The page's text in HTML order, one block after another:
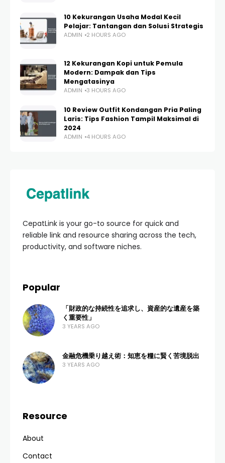
10 Kekurangan Usaha Modal Kecil
Pelajar: Tantangan dan Solusi Strategis
ADMIN 2 HOURS AGO
12 Kekurangan Kopi untuk Pemula
Modern: Dampak dan Tips
Mengatasinya
ADMIN 3 HOURS AGO
10 Review Outfit Kondangan Pria Paling
Laris: Tips Fashion Tampil Maksimal di
2024
ADMIN 4 HOURS AGO
CepatLink is your go-to source for quick and
reliable link and resource sharing across the tech,
productivity, and software niches.
Popular
「財政的な持続性を追求し、資産的な遺産を築
く重要性」
3 YEARS AGO
金融危機乗り越え術：知恵を糧に賢く苦境脱出
3 YEARS AGO
Resource
About
Contact